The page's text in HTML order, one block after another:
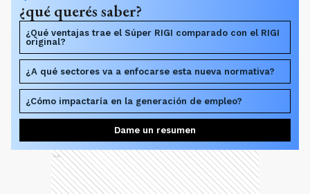
¿qué querés saber?
¿Qué ventajas trae el Súper RIGI comparado con el RIGI
original?
¿A qué sectores va a enfocarse esta nueva normativa?
¿Cómo impactaría en la generación de empleo?
Dame un resumen
Ads